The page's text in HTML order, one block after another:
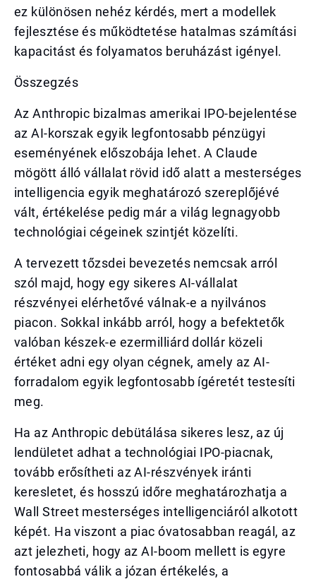
ez különösen nehéz kérdés, mert a modellek
fejlesztése és működtetése hatalmas számítási
kapacitást és folyamatos beruházást igényel.
Összegzés
Az Anthropic bizalmas amerikai IPO-bejelentése
az AI-korszak egyik legfontosabb pénzügyi
eseményének előszobája lehet. A Claude
mögött álló vállalat rövid idő alatt a mesterséges
intelligencia egyik meghatározó szereplőjévé
vált, értékelése pedig már a világ legnagyobb
technológiai cégeinek szintjét közelíti.
A tervezett tőzsdei bevezetés nemcsak arról
szól majd, hogy egy sikeres AI-vállalat
részvényei elérhetővé válnak-e a nyilvános
piacon. Sokkal inkább arról, hogy a befektetők
valóban készek-e ezermilliárd dollár közeli
értéket adni egy olyan cégnek, amely az AI-
forradalom egyik legfontosabb ígéretét testesíti
meg.
Ha az Anthropic debütálása sikeres lesz, az új
lendületet adhat a technológiai IPO-piacnak,
tovább erősítheti az AI-részvények iránti
keresletet, és hosszú időre meghatározhatja a
Wall Street mesterséges intelligenciáról alkotott
képét. Ha viszont a piac óvatosabban reagál, az
azt jelezheti, hogy az AI-boom mellett is egyre
fontosabbá válik a józan értékelés, a